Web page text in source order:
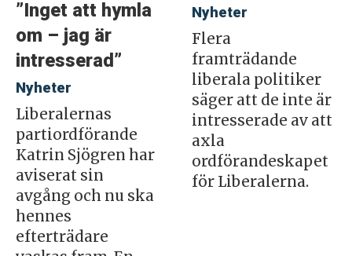
”Inget att hymla
om – jag är
intresserad”
Nyheter
Liberalernas
partiordförande
Katrin Sjögren har
aviserat sin
avgång och nu ska
hennes
efterträdare
Nyheter
Flera
framträdande
liberala politiker
säger att de inte är
intresserade av att
axla
ordförandeskapet
för Liberalerna.